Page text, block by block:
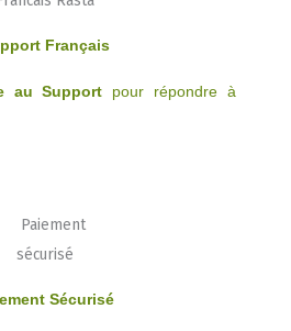
Français
au Support pour répondre à
Sécurisé